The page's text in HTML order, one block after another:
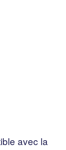
avec la